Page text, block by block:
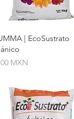
Vista rápida
| EcoSustrato
MXN